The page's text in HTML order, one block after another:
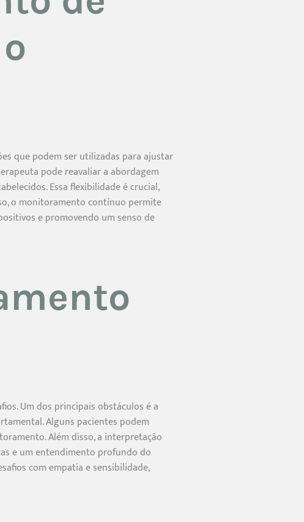
que podem ser utilizadas para ajustar
pode reavaliar a abordagem
Essa flexibilidade é crucial,
o monitoramento contínuo permite
e promovendo um senso de
Um dos principais obstáculos é a
Alguns pacientes podem
Além disso, a interpretação
e um entendimento profundo do
com empatia e sensibilidade,